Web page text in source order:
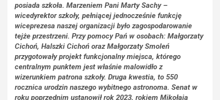
posiada szkoła. Marzeniem Pani Marty Sachy –
wicedyrektor szkoły, pełniącej jednocześnie funkcję
wiceprezesa naszej organizacji było zagospodarowanie
tejże przestrzeni. Przy pomocy Pań w osobach: Małgorzaty
Cichoń, Halszki Cichoń oraz Małgorzaty Smoleń
przygotowały projekt funkcjonalny miejsca, którego
centralnym punktem jest właśnie malowidło z
wizerunkiem patrona szkoły. Druga kwestia, to 550
rocznica urodzin naszego wybitnego astronoma. Senat w
roku poprzednim ustanowił rok 2023, rokiem Mikołaja